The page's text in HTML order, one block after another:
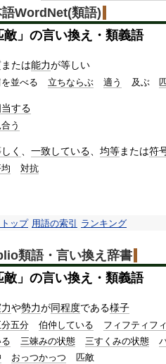
語WordNet(類語)
敵 」の言い換え・類義語
たは能力が等しい
を並べる 立ちならぶ 適う 及ぶ
する
合う
く 、 一致している、 均等または符
対抗
ップ 用語の索引 ランキング
類語・言い換え辞書
敵 」の言い換え・類義語
や勢力が同程度である様子
分五分 伯仲している フィフティフ
三竦みの状態 三すくみの状態
おっつかっつ 匹敵